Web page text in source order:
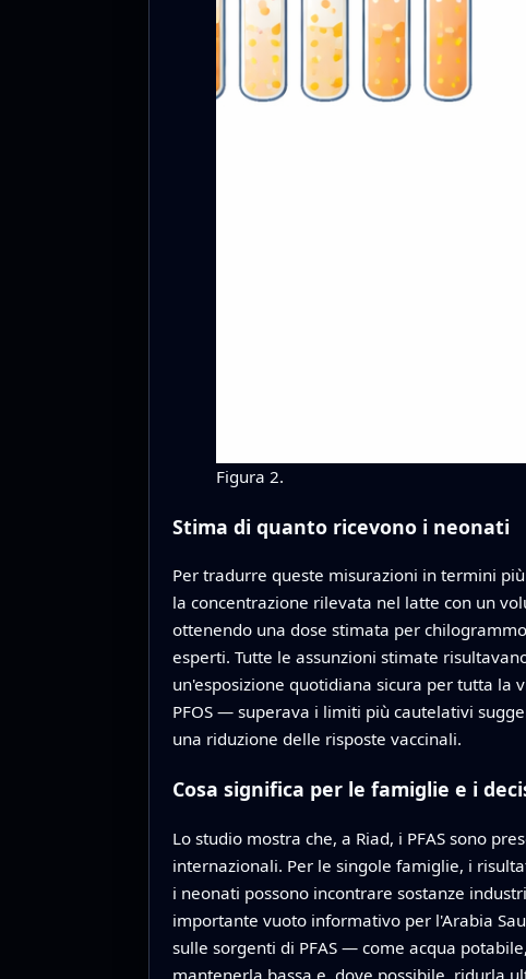
Figura 2.
Stima di quanto ricevono i neonati
Per tradurre queste misurazioni in termini
la concentrazione rilevata nel latte con un
ottenendo una dose stimata per
esperti. Tutte le assunzioni stimate
un'esposizione quotidiana sicura per tutta la
PFOS — superava i limiti più cautelativi
una riduzione delle risposte vaccinali.
Cosa significa per le famiglie e i
Lo studio mostra che, a Riad, i PFAS sono
internazionali. Per le singole famiglie, i
i neonati possono incontrare sostanze
importante vuoto informativo per l'Arabia
sulle sorgenti di PFAS — come acqua
mantenerla bassa e, dove possibile, ridurla